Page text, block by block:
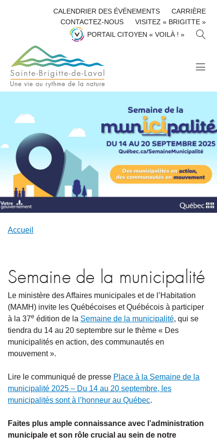
CALENDRIER DES ÉVÉNEMENTS
CARRIÈRE
CONTACTEZ-NOUS
VISITEZ « BRIGITTE »
PORTAIL CITOYEN « VOILÀ ! »
H
R
Accueil
Semaine de la municipalité
Le ministère des Affaires municipales et de l’Habitation
(MAMH) invite les Québécoises et Québécois à participer
à la 37e édition de la Semaine de la municipalité, qui se
tiendra du 14 au 20 septembre sur le thème « Des
municipalités en action, des communautés en
mouvement ».
Lire le communiqué de presse Place à la Semaine de la
municipalité 2025 – Du 14 au 20 septembre, les
municipalités sont à l’honneur au Québec.
Faites plus ample connaissance avec l’administration
municipale et son rôle crucial au sein de notre